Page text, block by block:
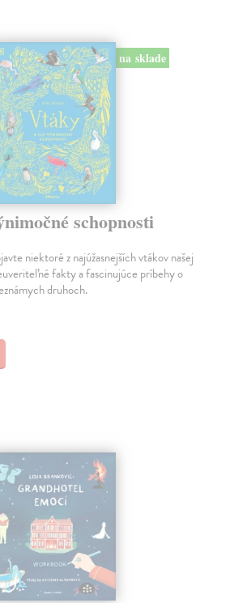
na sklade
schopnosti
niektoré z najúžasnejších vtákov našej
fakty a fascinujúce príbehy o
druhoch.